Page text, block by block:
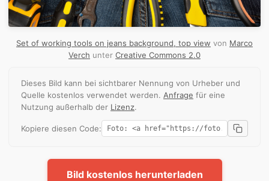
Set of working tools on jeans background, top view von Marco
Verch unter Creative Commons 2.0
Dieses Bild kann bei sichtbarer Nennung von Urheber und
Quelle kostenlos verwendet werden. Anfrage für eine
Nutzung außerhalb der Lizenz.
Kopiere diesen Code:
Bild kostenlos herunterladen